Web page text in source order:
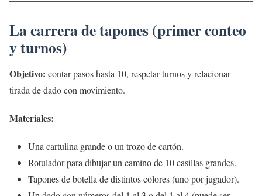
La carrera de tapones (primer conteo
y turnos)
Objetivo: contar pasos hasta 10, respetar turnos y relacionar
tirada de dado con movimiento.
Materiales:
Una cartulina grande o un trozo de cartón.
Rotulador para dibujar un camino de 10 casillas grandes.
Tapones de botella de distintos colores (uno por jugador).